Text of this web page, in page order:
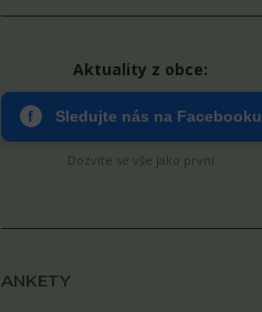
Aktuality z obce:
f Sledujte nás na Facebooku
Dozvíte se vše jako první
ANKETY